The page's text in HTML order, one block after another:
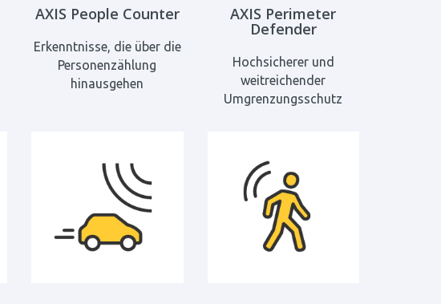
AXIS People Counter
Erkenntnisse, die über die
Personenzählung
hinausgehen
AXIS Perimeter
Defender
Hochsicherer und
weitreichender
Umgrenzungsschutz